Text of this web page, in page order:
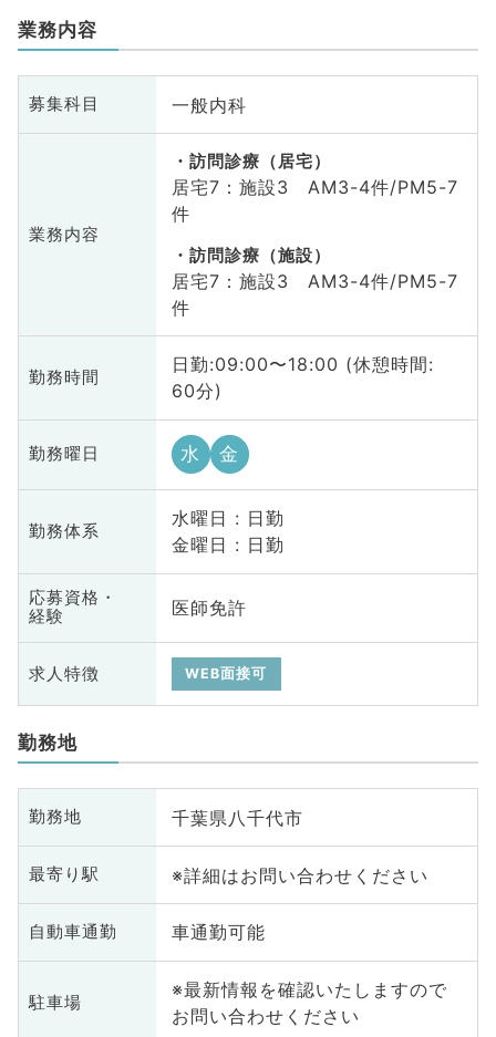
業務内容
募集科目 一般内科
業務内容
訪問診療（居宅）
居宅7：施設3 AM3-4件/PM5-7
件
訪問診療（施設）
居宅7：施設3 AM3-4件/PM5-7
件
勤務時間
日勤:09:00〜18:00 (休憩時間:
60分)
勤務曜日 水 金
勤務体系
水曜日 : 日勤
金曜日 : 日勤
応募資格・
経験
医師免許
求人特徴 WEB面接可
勤務地
勤務地 千葉県八千代市
最寄り駅 ※詳細はお問い合わせください
自動車通勤 車通勤可能
駐車場
※最新情報を確認いたしますので
お問い合わせください